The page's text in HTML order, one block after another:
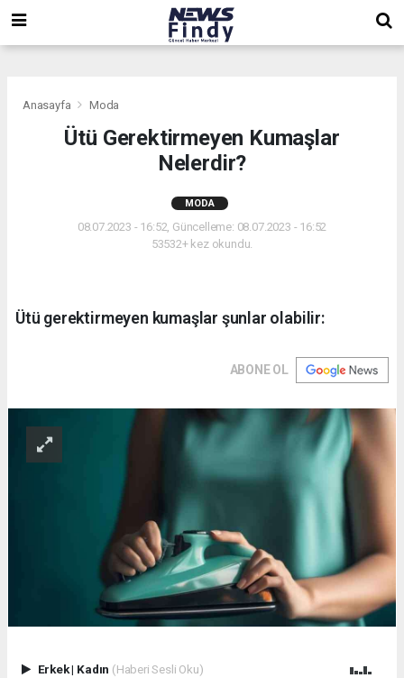
Anasayfa Moda
Ütü Gerektirmeyen Kumaşlar
Nelerdir?
MODA
08.07.2023 - 16:52, Güncelleme: 08.07.2023 - 16:52
53532+ kez okundu.
Ütü gerektirmeyen kumaşlar şunlar olabilir:
ABONE OL
Erkek| Kadın (Haberi Sesli Oku)